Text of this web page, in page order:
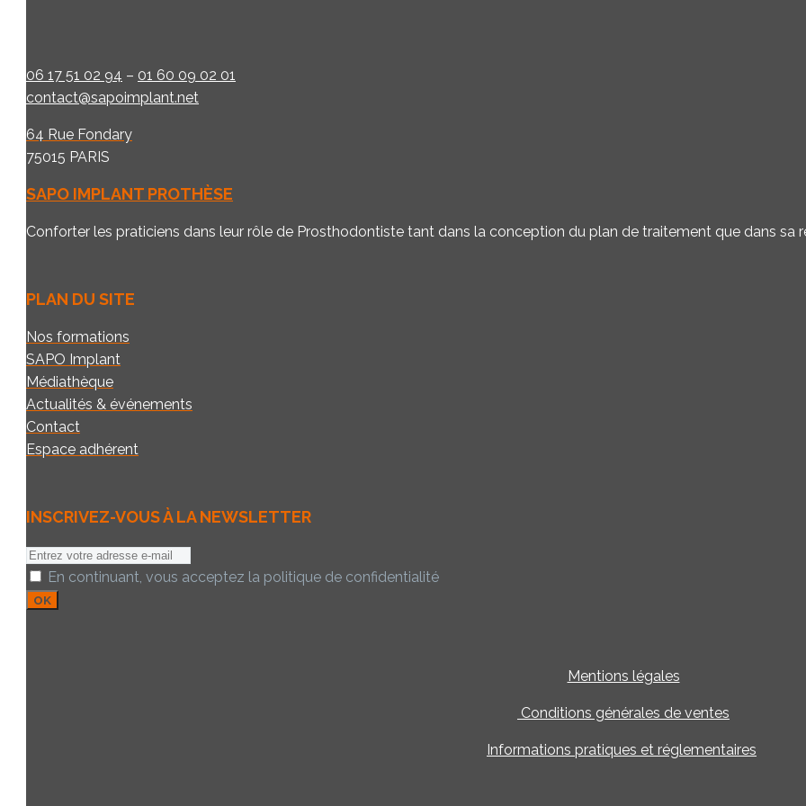
06 17 51 02 94 – 01 60 09 02 01
contact@sapoimplant.net
64 Rue Fondary
75015 PARIS
SAPO IMPLANT PROTHÈSE
Conforter les praticiens dans leur rôle de Prosthodontiste tant dans la conception du plan de traitement que dans sa
PLAN DU SITE
Nos formations
SAPO Implant
Médiathèque
Actualités & événements
Contact
Espace adhérent
INSCRIVEZ-VOUS À LA NEWSLETTER
E-
mail:En continuant, vous acceptez la politique de confidentialité
Mentions légales
Conditions générales de ventes
Informations pratiques et réglementaires